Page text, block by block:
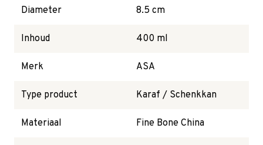
Diameter 8.5 cm
Inhoud 400 ml
Merk ASA
Type product Karaf / Schenkkan
Materiaal Fine Bone China